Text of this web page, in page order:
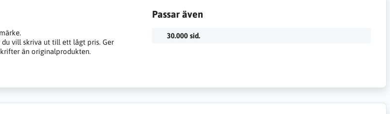
vill skriva ut till ett lågt pris. Ger
än originalprodukten.
Passar även
30.000 sid.